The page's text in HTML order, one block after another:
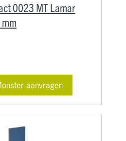
0023 MT Lamar
aanvragen